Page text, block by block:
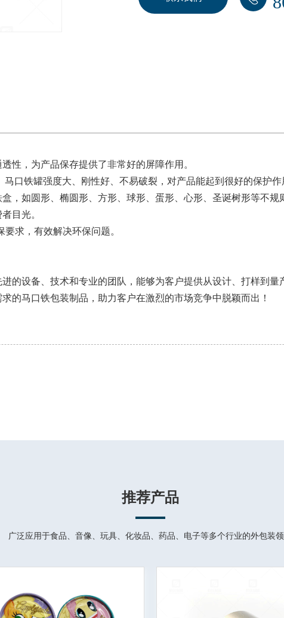
性，为产品保存提供了非常好的屏障作用。
口铁罐强度大、刚性好、不易破裂，对产品能起到很好的保护作
，如圆形、椭圆形、方形、球形、蛋形、心形、圣诞树形等不规
目光。
求，有效解决环保问题。
的设备、技术和专业的团队，能够为客户提供从设计、打样到量
的马口铁包装制品，助力客户在激烈的市场竞争中脱颖而出！
推荐产品
广泛应用于食品、音像、玩具、化妆品、药品、电子等多个行业的外包装